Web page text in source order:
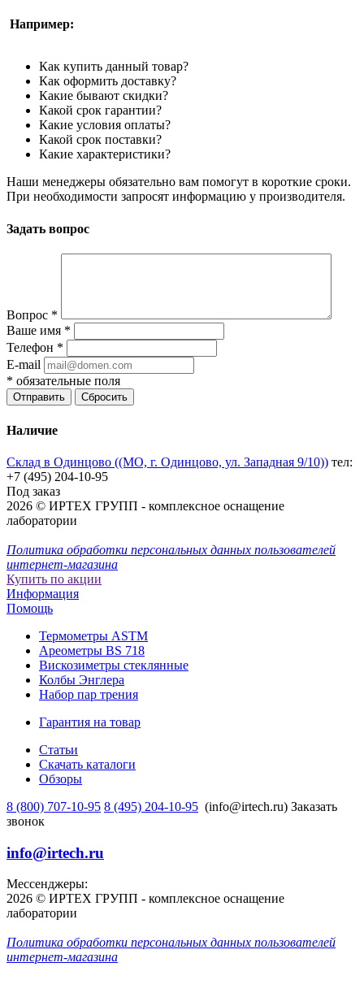
Например:
Как купить данный товар?
Как оформить доставку?
Какие бывают скидки?
Какой срок гарантии?
Какие условия оплаты?
Какой срок поставки?
Какие характеристики?
Наши менеджеры обязательно вам помогут в короткие сроки.
При необходимости запросят информацию у производителя.
Задать вопрос
Вопрос *
Ваше имя *
Телефон *
E-mail
* обязательные поля
Отправить Сбросить
Наличие
Склад в Одинцово ((МО, г. Одинцово, ул. Западная 9/10)) тел:
+7 (495) 204-10-95
Под заказ
2026 © ИРТЕХ ГРУПП - комплексное оснащение
лаборатории
Политика обработки персональных данных пользователей
интернет-магазина
Купить по акции
Информация
Помощь
Термометры ASTM
Ареометры BS 718
Вискозиметры стеклянные
Колбы Энглера
Набор пар трения
Гарантия на товар
Статьи
Скачать каталоги
Обзоры
8 (800) 707-10-95 8 (495) 204-10-95 (info@irtech.ru) Заказать
звонок
info@irtech.ru
Мессенджеры:
2026 © ИРТЕХ ГРУПП - комплексное оснащение
лаборатории
Политика обработки персональных данных пользователей
интернет-магазина